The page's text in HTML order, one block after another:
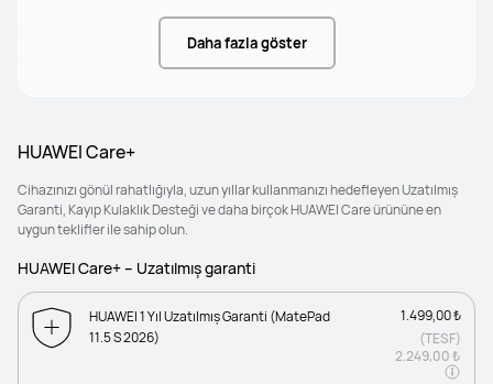
Daha fazla göster
HUAWEI Care+
Cihazınızı gönül rahatlığıyla, uzun yıllar kullanmanızı hedefleyen Uzatılmış
Garanti, Kayıp Kulaklık Desteği ve daha birçok HUAWEI Care ürününe en
uygun teklifler ile sahip olun.
HUAWEI Care+ – Uzatılmış garanti
HUAWEI 1 Yıl Uzatılmış Garanti (MatePad
11.5 S 2026)
1.499,00 ₺
(TESF)
2.249,00 ₺